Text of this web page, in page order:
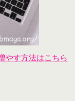
やす方法はこちら